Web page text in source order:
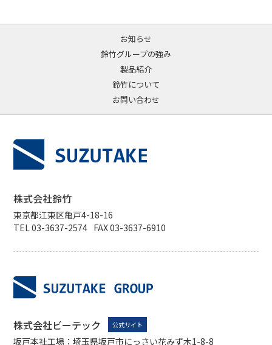
お知らせ
鈴竹グループの強み
製品紹介
鈴竹について
お問い合わせ
株式会社鈴竹
東京都江東区亀戸4-18-16
TEL 03-3637-2574 FAX 03-3637-6910
株式会社ビーテック 公式サイト
坂戸本社工場：埼玉県坂戸市にっさい花みず木1-8-8